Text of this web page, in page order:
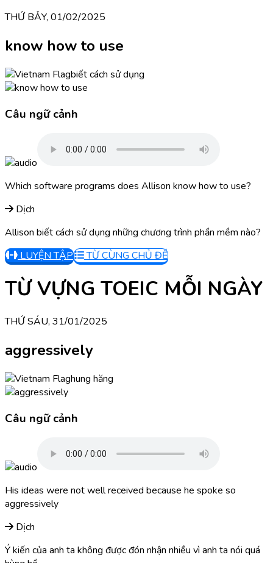
THỨ BẢY, 01/02/2025
know how to use
biết cách sử dụng
Câu ngữ cảnh
Which software programs does Allison know how to use?
Dịch
Allison biết cách sử dụng những chương trình phần mềm nào?
LUYỆN TẬP
TỪ CÙNG CHỦ ĐỀ
TỪ VỰNG TOEIC MỖI NGÀY
THỨ SÁU, 31/01/2025
aggressively
hung hăng
Câu ngữ cảnh
His ideas were not well received because he spoke so
aggressively
Dịch
Ý kiến của anh ta không được đón nhận nhiều vì anh ta nói quá